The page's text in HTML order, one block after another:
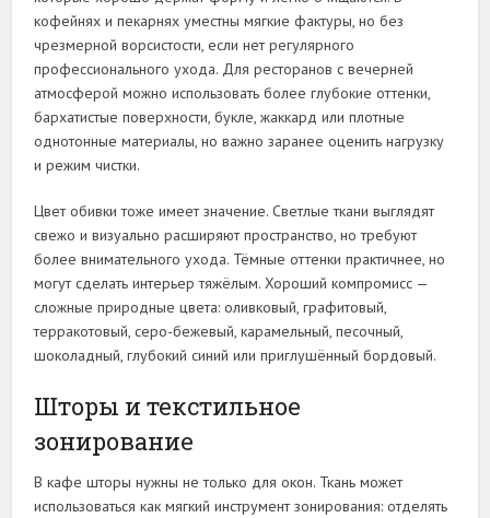
кофейнях и пекарнях уместны мягкие фактуры, но без
чрезмерной ворсистости, если нет регулярного
профессионального ухода. Для ресторанов с вечерней
атмосферой можно использовать более глубокие оттенки,
бархатистые поверхности, букле, жаккард или плотные
однотонные материалы, но важно заранее оценить нагрузку
и режим чистки.
Цвет обивки тоже имеет значение. Светлые ткани выглядят
свежо и визуально расширяют пространство, но требуют
более внимательного ухода. Тёмные оттенки практичнее, но
могут сделать интерьер тяжёлым. Хороший компромисс —
сложные природные цвета: оливковый, графитовый,
терракотовый, серо-бежевый, карамельный, песочный,
шоколадный, глубокий синий или приглушённый бордовый.
Шторы и текстильное
зонирование
В кафе шторы нужны не только для окон. Ткань может
использоваться как мягкий инструмент зонирования: отделять